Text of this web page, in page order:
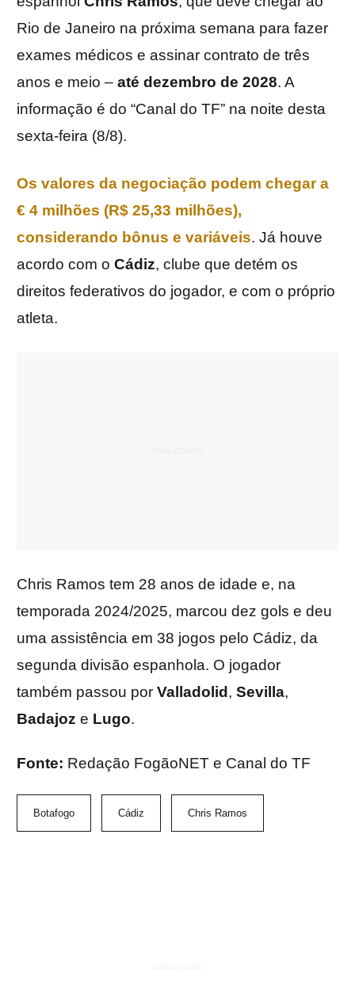
Rio de Janeiro na próxima semana para fazer
exames médicos e assinar contrato de três
anos e meio – até dezembro de 2028. A
informação é do “Canal do TF” na noite desta
sexta-feira (8/8).
Os valores da negociação podem chegar a
€ 4 milhões (R$ 25,33 milhões),
considerando bônus e variáveis. Já houve
acordo com o Cádiz, clube que detém os
direitos federativos do jogador, e com o próprio
atleta.
Chris Ramos tem 28 anos de idade e, na
temporada 2024/2025, marcou dez gols e deu
uma assistência em 38 jogos pelo Cádiz, da
segunda divisão espanhola. O jogador
também passou por Valladolid , Sevilla,
Badajoz e Lugo.
Fonte: Redação FogãoNET e Canal do TF
Botafogo Cádiz Chris Ramos